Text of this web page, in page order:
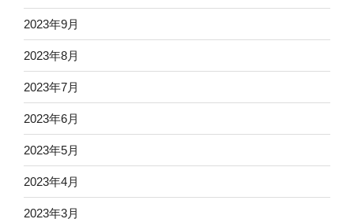
2023年9月
2023年8月
2023年7月
2023年6月
2023年5月
2023年4月
2023年3月